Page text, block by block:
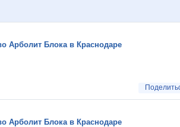
Арболит Блока в Краснодаре
Арболит Блока в Краснодаре